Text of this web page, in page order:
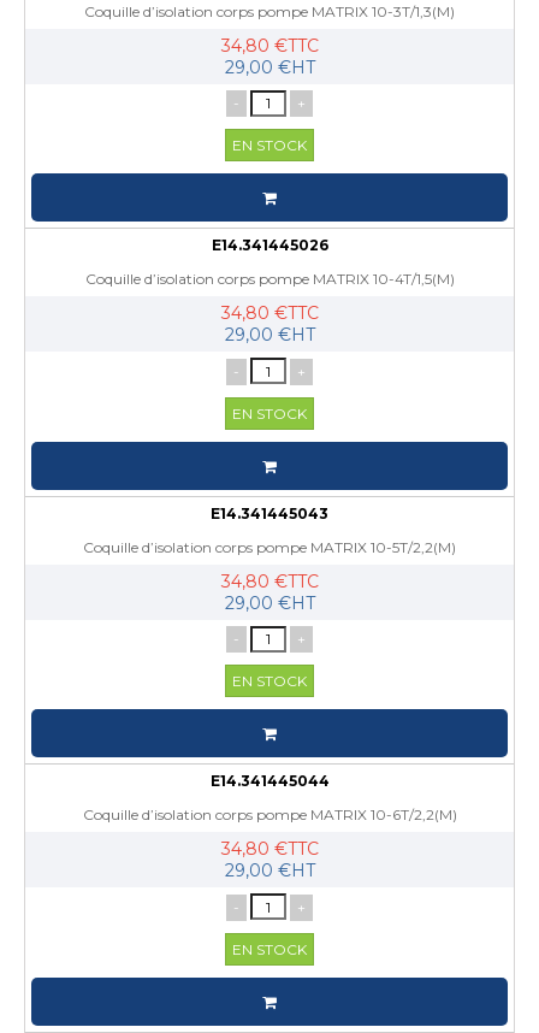
Coquille d’isolation corps pompe MATRIX 10-3T/1,3(M)
34,80 €TTC
29,00 €HT
- +
EN STOCK
E14.341445026
Coquille d’isolation corps pompe MATRIX 10-4T/1,5(M)
34,80 €TTC
29,00 €HT
- +
EN STOCK
E14.341445043
Coquille d’isolation corps pompe MATRIX 10-5T/2,2(M)
34,80 €TTC
29,00 €HT
- +
EN STOCK
E14.341445044
Coquille d’isolation corps pompe MATRIX 10-6T/2,2(M)
34,80 €TTC
29,00 €HT
- +
EN STOCK